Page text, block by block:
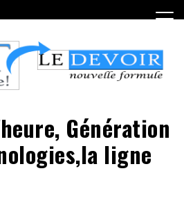
Génération
ligne